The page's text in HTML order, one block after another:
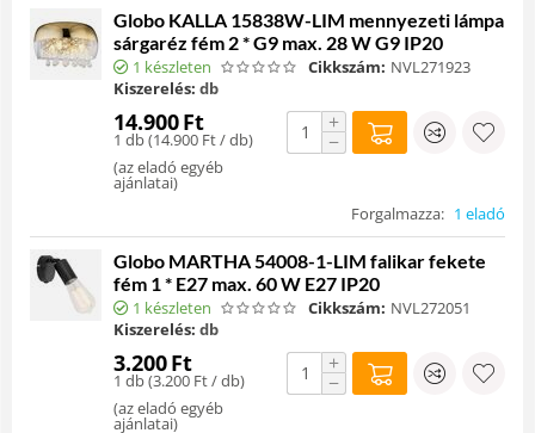
Globo KALLA 15838W-LIM mennyezeti lámpa
sárgaréz fém 2 * G9 max. 28 W G9 IP20
1 készleten Cikkszám: NVL271923
Kiszerelés: db
14.900Ft
1 db (14.900 Ft/ db)
(az eladó egyéb
ajánlatai)
+
−
Forgalmazza: 1 eladó
Globo MARTHA 54008-1-LIM falikar fekete
fém 1 * E27 max. 60 W E27 IP20
1 készleten Cikkszám: NVL272051
Kiszerelés: db
3.200Ft
1 db (3.200 Ft/ db)
(az eladó egyéb
ajánlatai)
+
−